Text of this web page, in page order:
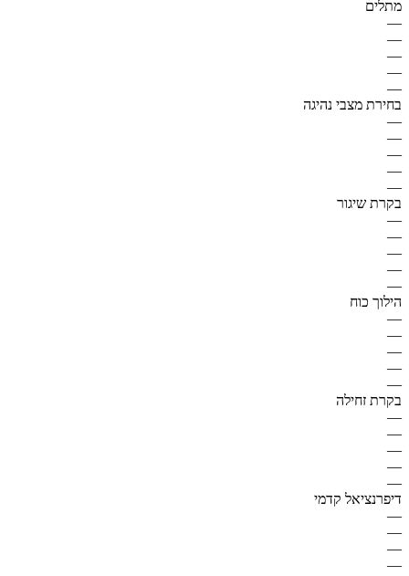
מתלים
—
—
—
—
—
בחירת מצבי נהיגה
—
—
—
—
—
בקרת שיגור
—
—
—
—
—
הילוך כוח
—
—
—
—
—
בקרת זחילה
—
—
—
—
—
דיפרנציאל קדמי
—
—
—
—